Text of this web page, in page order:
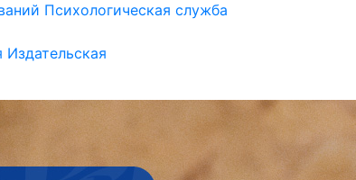
Психологическая служба
Издательская